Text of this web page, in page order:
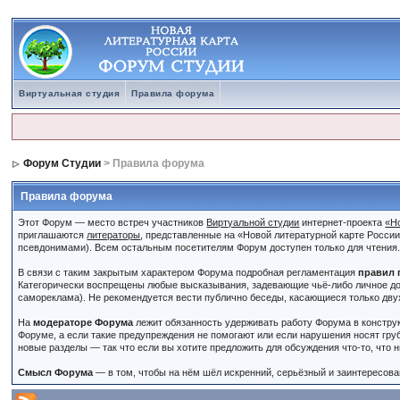
Виртуальная студия Правила форума
Форум Студии > Правила форума
Правила форума
Этот Форум — место встреч участников Виртуальной студии интернет-проекта
приглашаются литераторы , представленные на «Новой литературной карте
псевдонимами). Всем остальным посетителям Форум доступен только для чтения.
В связи с таким закрытым характером Форума подробная регламентацияправил
Категорически воспрещены любые высказывания, задевающие чьё-либо личное
самореклама). Не рекомендуется вести публично беседы, касающиеся только
Намодераторе Форума лежит обязанность удерживать работу Форума в
Форуме, а если такие предупреждения не помогают или если нарушения носят
новые разделы — так что если вы хотите предложить для обсуждения что-то,
Смысл Форума — в том, чтобы на нём шёл искренний, серьёзный и